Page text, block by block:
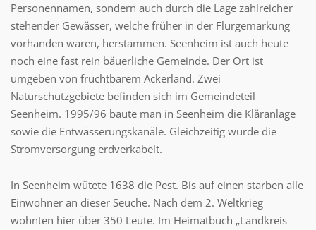
Personennamen, sondern auch durch die Lage zahlreicher
stehender Gewässer, welche früher in der Flurgemarkung
vorhanden waren, herstammen. Seenheim ist auch heute
noch eine fast rein bäuerliche Gemeinde. Der Ort ist
umgeben von fruchtbarem Ackerland. Zwei
Naturschutzgebiete befinden sich im Gemeindeteil
Seenheim. 1995/96 baute man in Seenheim die Kläranlage
sowie die Entwässerungskanäle. Gleichzeitig wurde die
Stromversorgung erdverkabelt.
In Seenheim wütete 1638 die Pest. Bis auf einen starben alle
Einwohner an dieser Seuche. Nach dem 2. Weltkrieg
wohnten hier über 350 Leute. Im Heimatbuch „Landkreis